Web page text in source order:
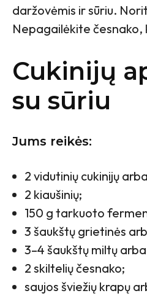
daržovėmis ir sūriu.
Nepagailėkite česnako,
Cukinijų
su sūriu
Jums reikės:
2 vidutinių cukinijų
2 kiaušinių;
150 g tarkuoto
3 šaukštų grietinės
3–4 šaukštų miltų
2 skiltelių česnako;
saujos šviežių krapų